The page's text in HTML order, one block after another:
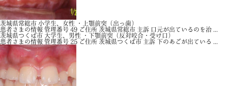
茨城県常総市 小学生、女性 ・上顎前突（出っ歯）
患者さまの情報 管理番号 49 ご住所 茨城県常総市 主訴 口元が出ているのを治 ...
茨城県つくば市 大学生、男性 ・下顎前突（反対咬合・受け口）
患者さまの情報 管理番号 25 ご住所 茨城県つくば市 主訴 下のあごが出ている ...